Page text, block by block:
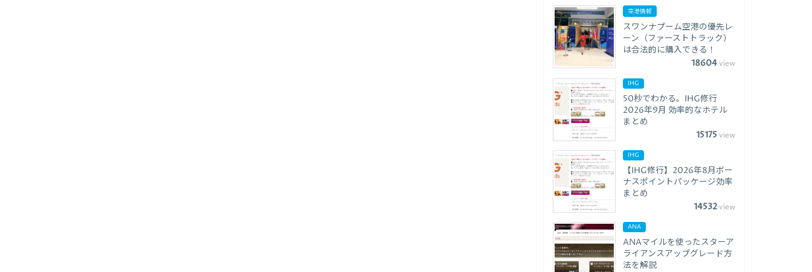
空港情報
スワンナプーム空港の優先レ
ーン（ファーストトラック）
は合法的に購入できる！
18604view
IHG
50秒でわかる。IHG修行
2026年9月 効率的なホテル
まとめ
15175 view
IHG
【IHG修行】2026年8月ボー
ナスポイントパッケージ効率
まとめ
14532view
ANA
ANAマイルを使ったスターア
ライアンスアップグレード方
法を解説